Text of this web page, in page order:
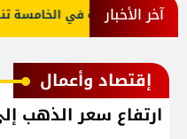
آخر الأخبار
"أمل"؟ طفلة في الخامسة تنتظر
إقتصاد وأعمال
ارتفاع سعر الذهب إلى 5016.89 دولارا